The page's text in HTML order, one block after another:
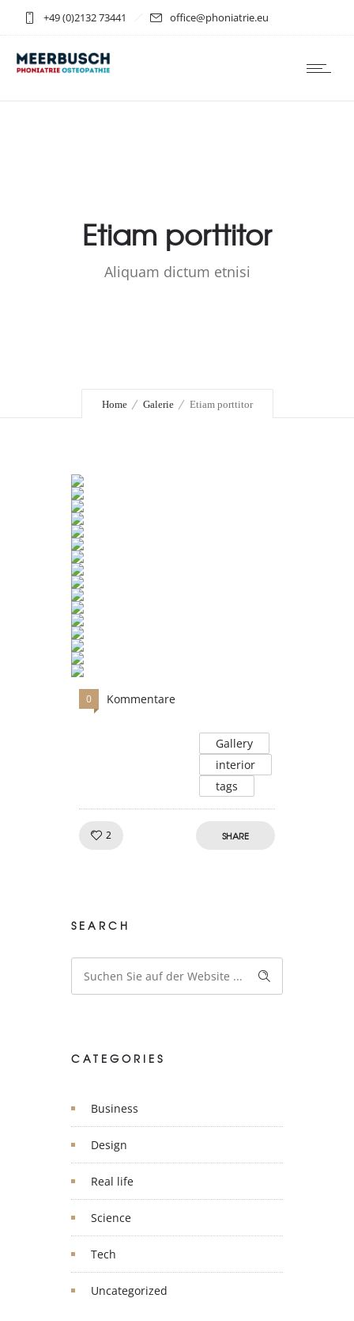
+49 (0)2132 73441 office@phoniatrie.eu
Etiam porttitor
Aliquam dictum etnisi
Home Galerie Etiam porttitor
0 Kommentare
Gallery
interior
tags
2 SHARE
SEARCH
CATEGORIES
Business
Design
Real life
Science
Tech
Uncategorized